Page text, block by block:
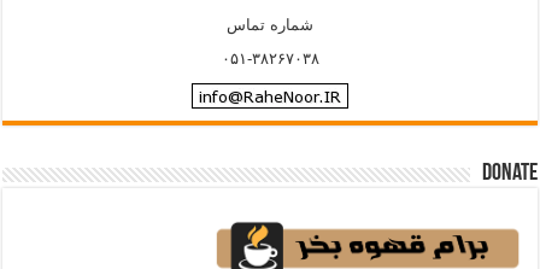
شماره تماس
۰۵۱-۳۸۲۶۷۰۳۸
Donate